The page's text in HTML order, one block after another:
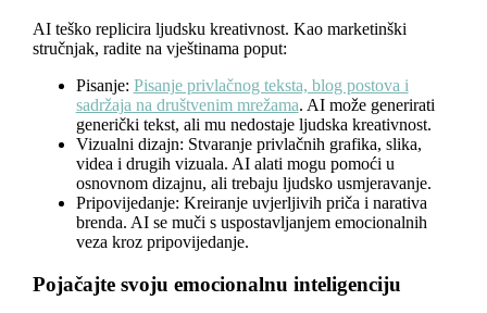
AI teško replicira ljudsku kreativnost. Kao marketinški
stručnjak, radite na vještinama poput:
Pisanje: Pisanje privlačnog teksta, blog postova i
sadržaja na društvenim mrežama. AI može generirati
generički tekst, ali mu nedostaje ljudska kreativnost.
Vizualni dizajn: Stvaranje privlačnih grafika, slika,
videa i drugih vizuala. AI alati mogu pomoći u
osnovnom dizajnu, ali trebaju ljudsko usmjeravanje.
Pripovijedanje: Kreiranje uvjerljivih priča i narativa
brenda. AI se muči s uspostavljanjem emocionalnih
veza kroz pripovijedanje.
Pojačajte svoju emocionalnu inteligenciju